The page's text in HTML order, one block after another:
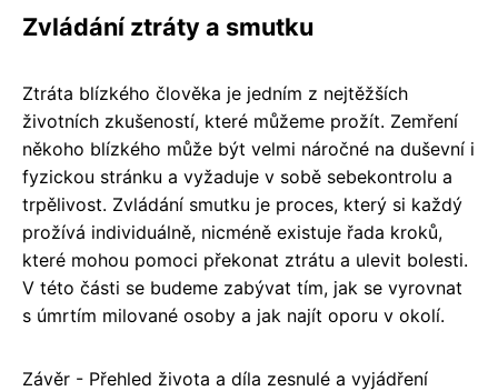
Zvládání ztráty a smutku
Ztráta blízkého člověka je jedním z nejtěžších
životních zkušeností, které můžeme prožít. Zemření
někoho blízkého může být velmi náročné na duševní i
fyzickou stránku a vyžaduje v sobě sebekontrolu a
trpělivost. Zvládání smutku je proces, který si každý
prožívá individuálně, nicméně existuje řada kroků,
které mohou pomoci překonat ztrátu a ulevit bolesti.
V této části se budeme zabývat tím, jak se vyrovnat
s úmrtím milované osoby a jak najít oporu v okolí.
Závěr - Přehled života a díla zesnulé a vyjádření